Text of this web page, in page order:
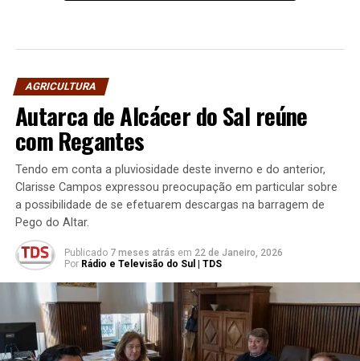
AGRICULTURA
Autarca de Alcácer do Sal reúne
com Regantes
Tendo em conta a pluviosidade deste inverno e do anterior,
Clarisse Campos expressou preocupação em particular sobre
a possibilidade de se efetuarem descargas na barragem de
Pego do Altar.
Publicado 7 meses atrás em 22 de Janeiro, 2026
Por Rádio e Televisão do Sul | TDS